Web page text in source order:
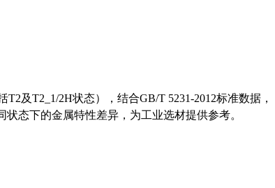
及T2_1/2H状态），结合GB/T 5231-2012标准数据，
态下的金属特性差异，为工业选材提供参考。